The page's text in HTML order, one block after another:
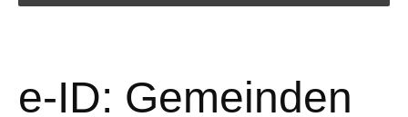
e-ID: Gemeinden